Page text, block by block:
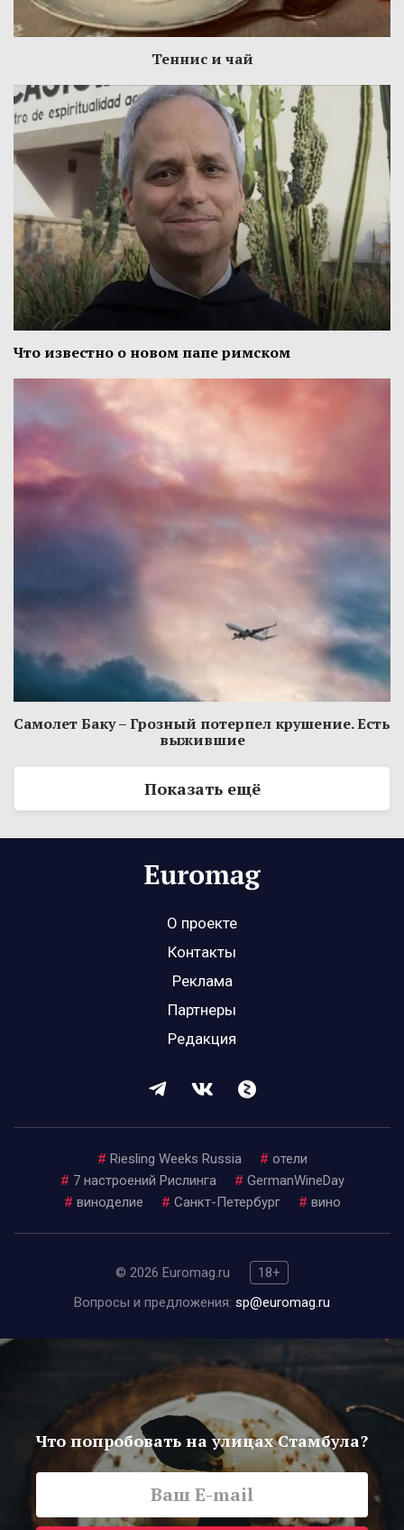
Теннис и чай
Что известно о новом папе римском
Самолет Баку – Грозный потерпел крушение. Есть
выжившие
Показать ещё
О проекте
Контакты
Реклама
Партнеры
Редакция
# Riesling Weeks Russia # отели
# 7 настроений Рислинга # GermanWineDay
# виноделие # Санкт-Петербург # вино
© 2026 Euromag.ru
18+
Вопросы и предложения: sp@euromag.ru
Что попробовать на улицах Стамбула?